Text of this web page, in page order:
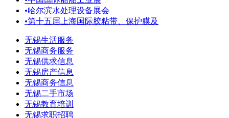
•哈尔滨水处理设备展会
•第十五届上海国际胶粘带、保护膜及
无锡生活服务
无锡商务服务
无锡供求信息
无锡房产信息
无锡商务信息
无锡二手市场
无锡教育培训
无锡求职招聘